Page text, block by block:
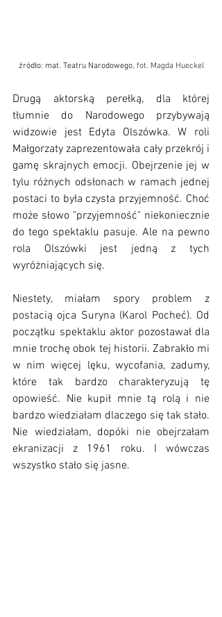
źródło: mat. Teatru Narodowego, fot. Magda Hueckel
Drugą aktorską perełką, dla której
tłumnie do Narodowego przybywają
widzowie jest Edyta Olszówka. W roli
Małgorzaty zaprezentowała cały przekrój i
gamę skrajnych emocji. Obejrzenie jej w
tylu różnych odsłonach w ramach jednej
postaci to była czysta przyjemność. Choć
może słowo "przyjemność" niekoniecznie
do tego spektaklu pasuje. Ale na pewno
rola Olszówki jest jedną z tych
wyróżniających się.
Niestety, miałam spory problem z
postacią ojca Suryna (Karol Pocheć). Od
początku spektaklu aktor pozostawał dla
mnie trochę obok tej historii. Zabrakło mi
w nim więcej lęku, wycofania, zadumy,
które tak bardzo charakteryzują tę
opowieść. Nie kupił mnie tą rolą i nie
bardzo wiedziałam dlaczego się tak stało.
Nie wiedziałam, dopóki nie obejrzałam
ekranizacji z 1961 roku. I wówczas
wszystko stało się jasne.